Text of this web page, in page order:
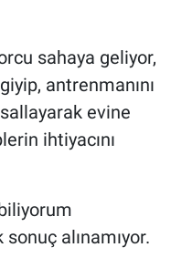
sahaya geliyor,
antrenmanını
evine
ihtiyacını
alınamıyor.